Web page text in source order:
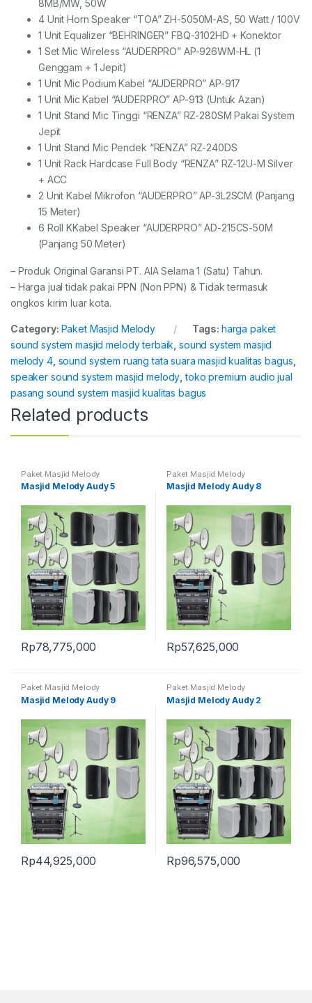
8MB/MW, 50W
4 Unit Horn Speaker “TOA” ZH-5050M-AS, 50 Watt / 100V
1 Unit Equalizer “BEHRINGER” FBQ-3102HD + Konektor
1 Set Mic Wireless “AUDERPRO” AP-926WM-HL (1
Genggam + 1 Jepit)
1 Unit Mic Podium Kabel “AUDERPRO” AP-917
1 Unit Mic Kabel “AUDERPRO” AP-913 (Untuk Azan)
1 Unit Stand Mic Tinggi “RENZA” RZ-280SM Pakai System
Jepit
1 Unit Stand Mic Pendek “RENZA” RZ-240DS
1 Unit Rack Hardcase Full Body “RENZA” RZ-12U-M Silver
+ ACC
2 Unit Kabel Mikrofon “AUDERPRO” AP-3L2SCM (Panjang
15 Meter)
6 Roll KKabel Speaker “AUDERPRO” AD-215CS-50M
(Panjang 50 Meter)
– Produk Original Garansi PT. AIA Selama 1 (Satu) Tahun.
– Harga jual tidak pakai PPN (Non PPN) & Tidak termasuk
ongkos kirim luar kota.
Category: Paket Masjid Melody Tags: harga paket
sound system masjid melody terbaik sound system masjid
melody 4, sound system ruang tata suara masjid kualitas bagus
speaker sound system masjid melody ,toko premium audio jual
pasang sound system masjid kualitas bagus
Related products
Paket Masjid Melody
Masjid Melody Audy 5
Rp78,775,000
Paket Masjid Melody
Masjid Melody Audy 8
Rp57,625,000
Paket Masjid Melody
Masjid Melody Audy 9
Rp44,925,000
Paket Masjid Melody
Masjid Melody Audy 2
Rp96,575,000